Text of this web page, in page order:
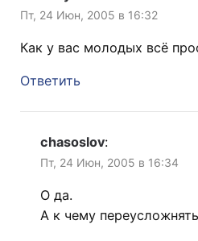
Пт, 24 Июн, 2005 в 16:32
Как у вас молодых всё
Ответить
chasoslov:
Пт, 24 Июн, 2005 в 16:34
О да.
А к чему